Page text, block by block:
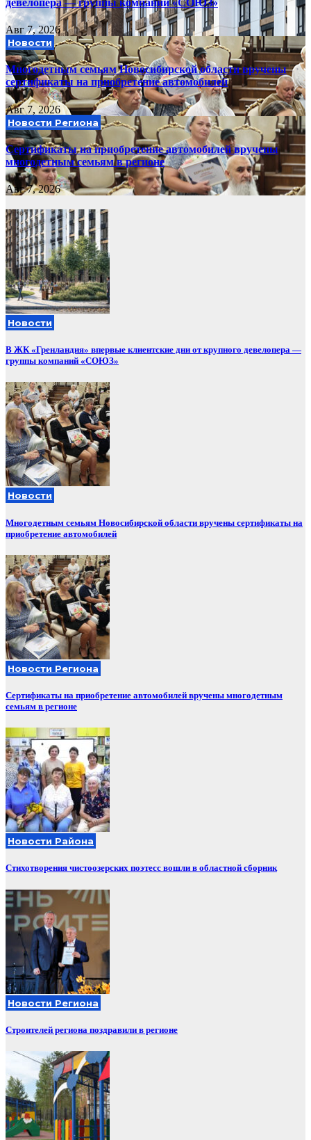
Авг 7, 2026
Новости
Многодетным семьям Новосибирской области вручены
сертификаты на приобретение автомобилей
Авг 7, 2026
Новости Региона
Сертификаты на приобретение автомобилей вручены
многодетным семьям в регионе
Авг 7, 2026
Новости
В ЖК «Гренландия» впервые клиентские дни от крупного девелопера —
группы компаний «СОЮЗ»
Новости
Многодетным семьям Новосибирской области вручены сертификаты на
приобретение автомобилей
Новости Региона
Сертификаты на приобретение автомобилей вручены многодетным
семьям в регионе
Новости Района
Стихотворения чистоозерских поэтесс вошли в областной сборник
Новости Региона
Строителей региона поздравили в регионе